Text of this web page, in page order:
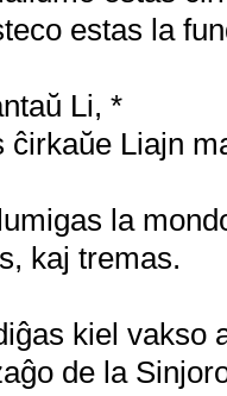
estas la
Li, *
ĉirkaŭe Liajn
la
kaj tremas.
kiel vakso
de la